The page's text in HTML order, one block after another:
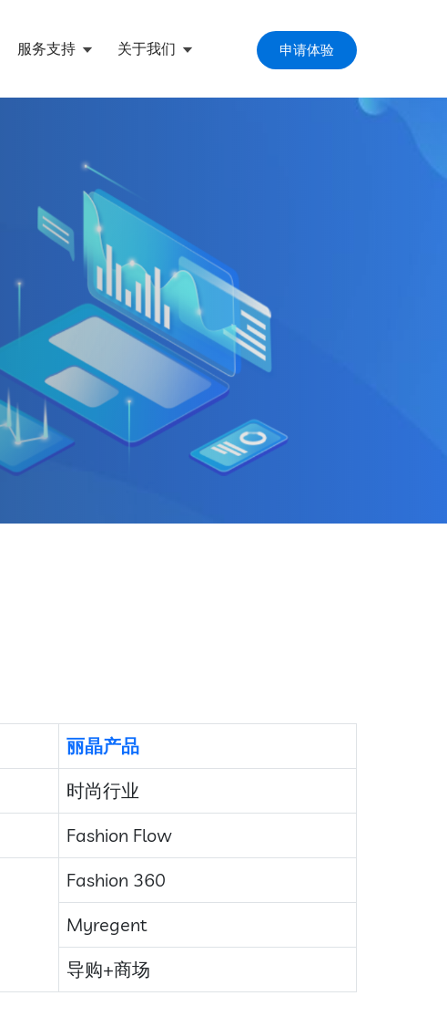
服务支持 关于我们 申请体验
丽晶产品
时尚行业
Fashion Flow
Fashion 360
Myregent
导购+商场